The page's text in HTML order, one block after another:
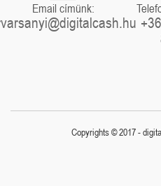
Email címünk:
Copyrights © 2017 -